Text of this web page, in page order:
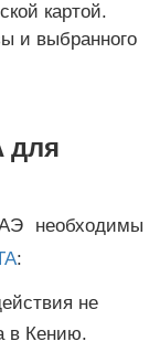
картой.
и выбранного
для
необходимы
:
не
в Кению.